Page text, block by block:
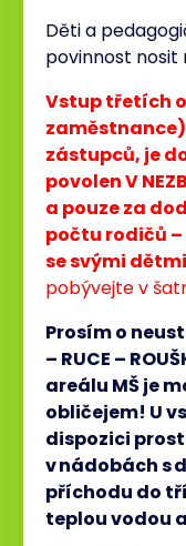
Děti a
povinnost nosit
Vstup třetích
zástupců, je
povolen V
a pouze za
počtu rodičů –
se svými dětmi
pobývejte v
Prosím o
– RUCE –
areálu MŠ je
obličejem! U
dispozici
v nádobách s
příchodu do
teplou vodou